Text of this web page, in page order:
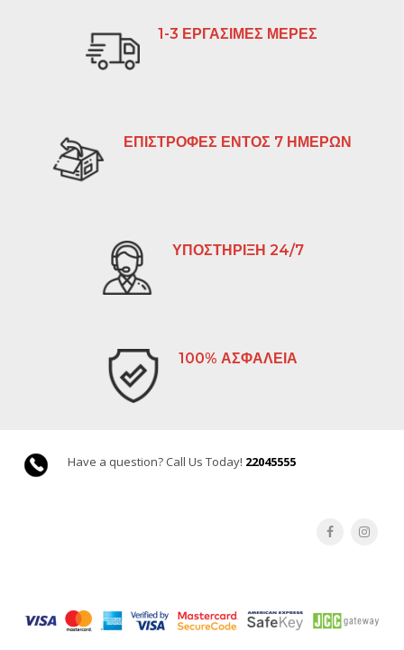
1-3 ΕΡΓΑΣΙΜΕΣ ΜΕΡΕΣ
ΕΠΙΣΤΡΟΦΕΣ ΕΝΤΟΣ 7 ΗΜΕΡΩΝ
ΥΠΟΣΤΗΡΙΞΗ 24/7
100% ΑΣΦΑΛΕΙΑ
Have a question? Call Us Today! 22045555